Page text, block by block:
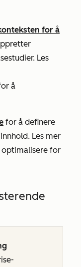
for å
Les
å
for å definere
Les mer
for